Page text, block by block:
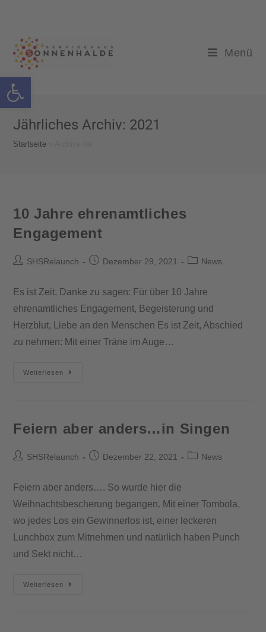
Werkzeugleiste öffnen
Menü
Jährliches Archiv: 2021
Startseite
10 Jahre ehrenamtliches
Engagement
SHSRelaunch Dezember 29, 2021 News
Es ist Zeit, Danke zu sagen: Für über 10 Jahre
ehrenamtliches Engagement, Begeisterung und
Herzblut, Liebe an den Menschen Es ist Zeit, Abschied
zu nehmen: Mit einer Träne im Auge…
Weiterlesen
Feiern aber anders…in Singen
SHSRelaunch Dezember 22, 2021 News
Feiern aber anders…. So wurde hier die
Weihnachtsbescherung begangen. Mit einer Tombola,
wo jedes Los ein Gewinnerlos ist, einer leckeren
Lunchbox zum Mitnehmen und natürlich haben Punch
und Sekt nicht…
Weiterlesen